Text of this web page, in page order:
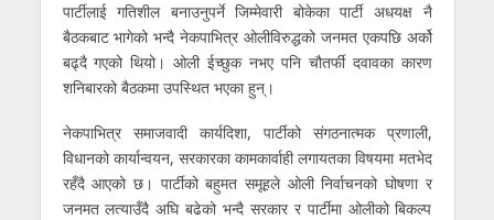
पार्टीलाई गतिशील बनाउनुपर्ने जिम्मेवारी बोकेका पार्टी अधयक्ष नै
बैठकबाट भागेको भन्दै नेकपाभित्र ओलीविरुद्धको जनमत एकपछि अर्को
बढ्दै गएको थियो। ओली ईच्छुक नभए पनि चौतर्फी दवावका कारण
शनिबारको बैठकमा उपस्थित भएका हुन्।
नेकपाभित्र समाजवादी कार्यदिशा, पार्टीको संगठनात्मक प्रणाली,
विधानको कार्यान्वयन, सरकारका कामकार्वाही लगायतका विषयमा मतभेद
रहँदै आएको छ। पार्टीको बहुमत समूहले ओली निर्वाचनको घोषणा र
जनमत लत्याउँदै अघि बढेको भन्दै सरकार र पार्टीमा ओलीको बिकल्प